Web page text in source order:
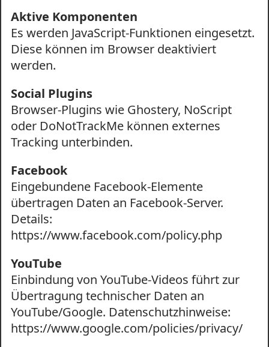
Aktive Komponenten
Es werden JavaScript-Funktionen eingesetzt.
Diese können im Browser deaktiviert
werden.
Social Plugins
Browser-Plugins wie Ghostery, NoScript
oder DoNotTrackMe können externes
Tracking unterbinden.
Facebook
Eingebundene Facebook-Elemente
übertragen Daten an Facebook-Server.
Details:
https://www.facebook.com/policy.php
YouTube
Einbindung von YouTube-Videos führt zur
Übertragung technischer Daten an
YouTube/Google. Datenschutzhinweise:
https://www.google.com/policies/privacy/